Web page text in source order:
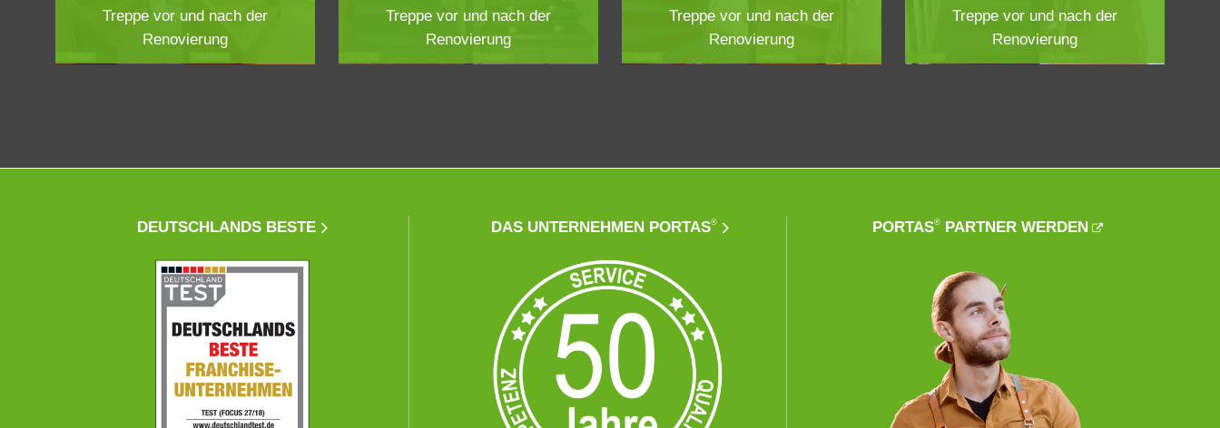
Treppe vor und nach der
Renovierung
Treppe vor und nach der
Renovierung
Treppe vor und nach der
Renovierung
Treppe vor und nach der
Renovierung
DEUTSCHLANDS BESTE DAS UNTERNEHMEN PORTAS® PORTAS® PARTNER WERDEN